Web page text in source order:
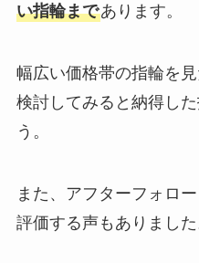
い指輪まであります。
幅広い価格帯の指輪を
検討してみると納得し
う。
また、アフターフォロ
評価する声もありました